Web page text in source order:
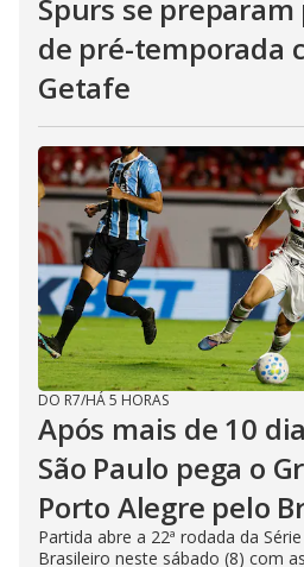
Spurs se
de pré-temporada
Getafe
DO R7/HÁ 5 HORAS
Após mais de 10
São Paulo pega o
Porto Alegre pelo
Partida abre a 22ª rodada da
Brasileiro neste sábado (8) com